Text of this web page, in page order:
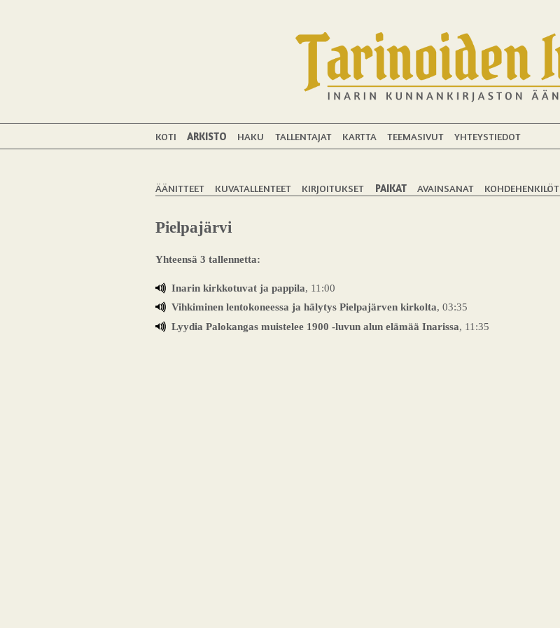
KOTI ARKISTO HAKU TALLENTAJAT KARTTA TEEMASIVUT YHTEYSTIEDOT
ÄÄNITTEET KUVATALLENTEET KIRJOITUKSET PAIKAT AVAINSANAT KOHDEHENKILÖT
Pielpajärvi
Yhteensä 3 tallennetta:
Inarin kirkkotuvat ja pappila, 11:00
Vihkiminen lentokoneessa ja hälytys Pielpajärven kirkolta, 03:35
Lyydia Palokangas muistelee 1900 -luvun alun elämää Inarissa, 11:35